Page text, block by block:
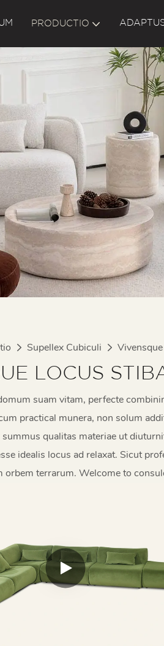
PRODUCTIO
Supellex Cubiculi
LOCUS
suam vitam, perfecte
practical munera, non solum
qualitas materiae ut
idealis locus ad relaxat. Sicut
terrarum. Welcome to